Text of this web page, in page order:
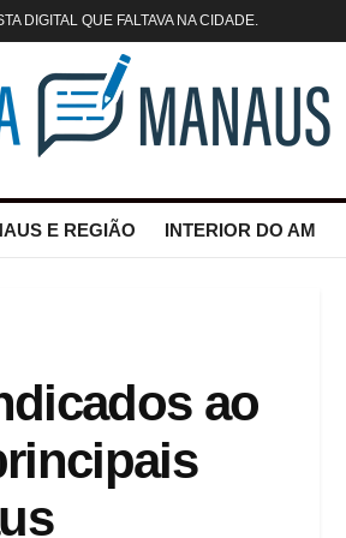
DIGITAL QUE FALTAVA NA CIDADE.
E REGIÃO INTERIOR DO AM
ao